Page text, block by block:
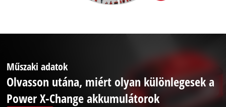
Műszaki adatok
Olvasson utána, miért olyan különlegesek a
Power X-Change akkumulátorok